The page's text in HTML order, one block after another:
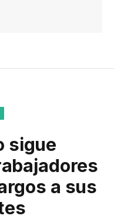
sigue
a sus